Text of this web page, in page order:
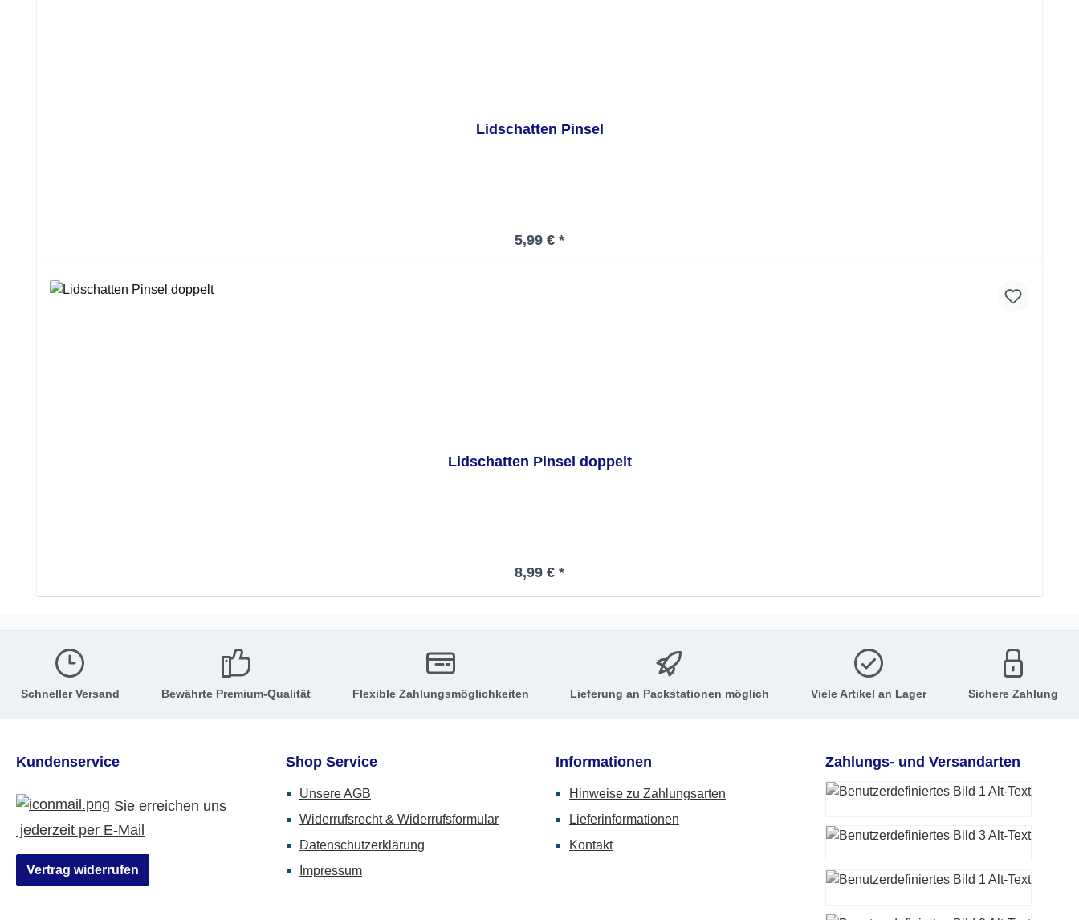
Lidschatten Pinsel
Regulärer Preis:
5,99 € *
Lidschatten Pinsel doppelt
Regulärer Preis:
8,99 € *
Schneller Versand Bewährte Premium-Qualität Flexible Zahlungsmöglichkeiten Lieferung an Packstationen möglich Viele Artikel an Lager Sichere Zahlung
Kundenservice
Sie erreichen uns
jederzeit per E-Mail
Vertrag widerrufen
Shop Service
Unsere AGB
Widerrufsrecht & Widerrufsformular
Datenschutzerklärung
Impressum
Informationen
Hinweise zu Zahlungsarten
Lieferinformationen
Kontakt
Zahlungs- und Versandarten
PayPal
Vorkasse (-Überweisung)
DHL Paketversand